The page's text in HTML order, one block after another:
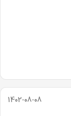
1402-08-08